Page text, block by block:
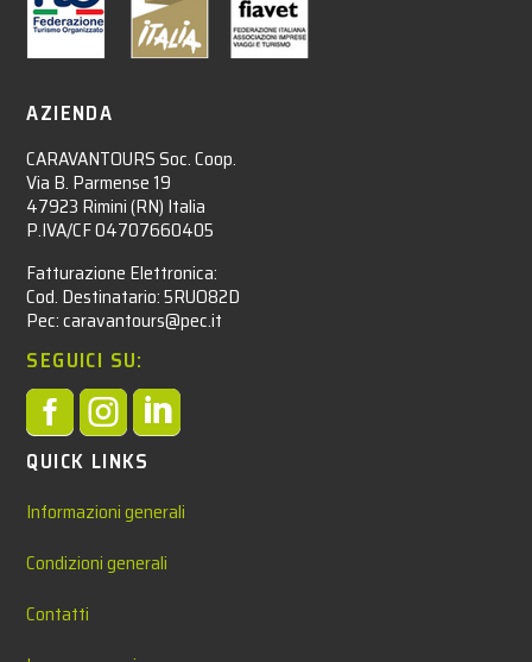
AZIENDA
CARAVANTOURS Soc. Coop.
Via B. Parmense 19
47923 Rimini (RN) Italia
P.IVA/CF 04707660405
Fatturazione Elettronica:
Cod. Destinatario: 5RUO82D
Pec: caravantours@pec.it
SEGUICI SU:

QUICK LINKS
Informazioni generali
Condizioni generali
Contatti